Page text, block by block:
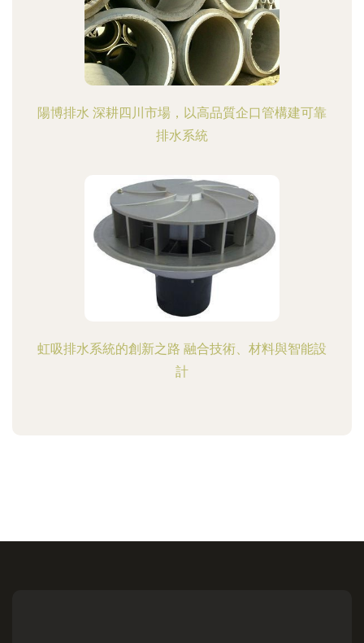
陽博排水 深耕四川市場，以高品質企口管構建可靠
排水系統
虹吸排水系統的創新之路 融合技術、材料與智能設
計